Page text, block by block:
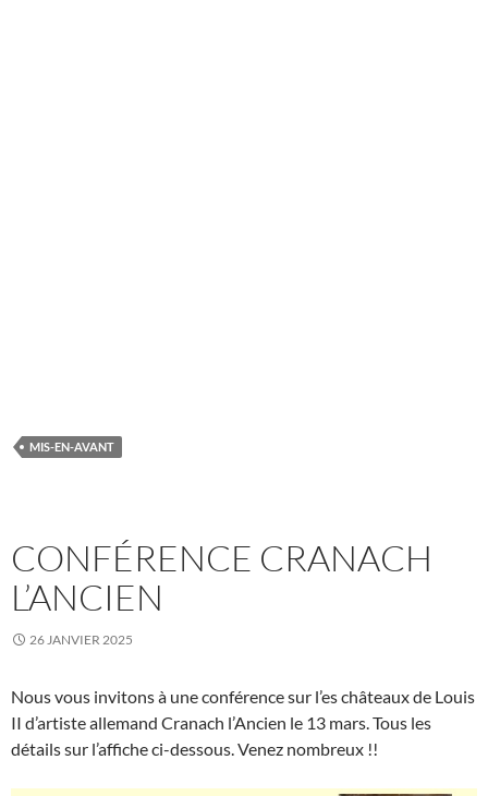
MIS-EN-AVANT
CONFÉRENCE CRANACH
L’ANCIEN
26 JANVIER 2025
Nous vous invitons à une conférence sur l’es châteaux de Louis
II d’artiste allemand Cranach l’Ancien le 13 mars. Tous les
détails sur l’affiche ci-dessous. Venez nombreux !!